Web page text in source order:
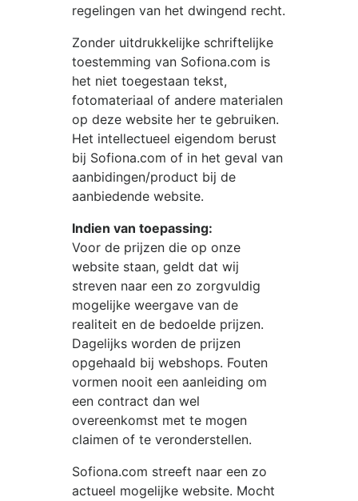
regelingen van het dwingend recht.
Zonder uitdrukkelijke schriftelijke
toestemming van Sofiona.com is
het niet toegestaan tekst,
fotomateriaal of andere materialen
op deze website her te gebruiken.
Het intellectueel eigendom berust
bij Sofiona.com of in het geval van
aanbidingen/product bij de
aanbiedende website.
Indien van toepassing:
Voor de prijzen die op onze
website staan, geldt dat wij
streven naar een zo zorgvuldig
mogelijke weergave van de
realiteit en de bedoelde prijzen.
Dagelijks worden de prijzen
opgehaald bij webshops. Fouten
vormen nooit een aanleiding om
een contract dan wel
overeenkomst met te mogen
claimen of te veronderstellen.
Sofiona.com streeft naar een zo
actueel mogelijke website. Mocht